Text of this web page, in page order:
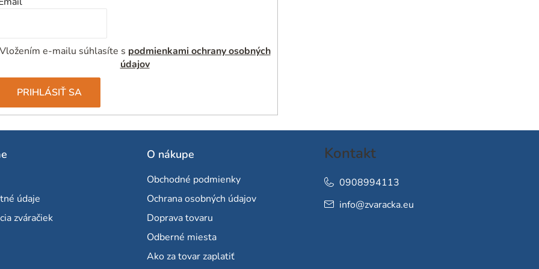
p
Vložením e-mailu súhlasíte s podmienkami ochrany osobných
údajov
PRIHLÁSIŤ SA
údaje
zváračiek
O nákupe
Obchodné podmienky
Ochrana osobných údajov
Doprava tovaru
Odberné miesta
Ako za tovar zaplatiť
Kontakt
info@zvaracka.eu
0908994113